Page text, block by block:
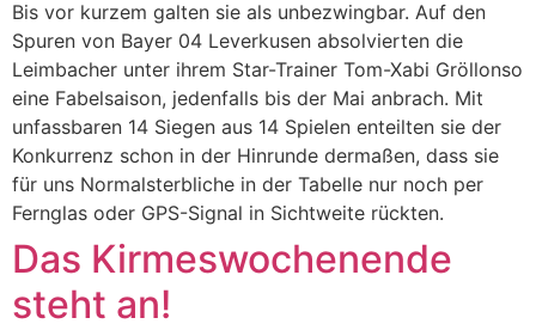
Bis vor kurzem galten sie als unbezwingbar. Auf den
Spuren von Bayer 04 Leverkusen absolvierten die
Leimbacher unter ihrem Star-Trainer Tom-Xabi Gröllonso
eine Fabelsaison, jedenfalls bis der Mai anbrach. Mit
unfassbaren 14 Siegen aus 14 Spielen enteilten sie der
Konkurrenz schon in der Hinrunde dermaßen, dass sie
für uns Normalsterbliche in der Tabelle nur noch per
Fernglas oder GPS-Signal in Sichtweite rückten.
Das Kirmeswochenende
steht an!